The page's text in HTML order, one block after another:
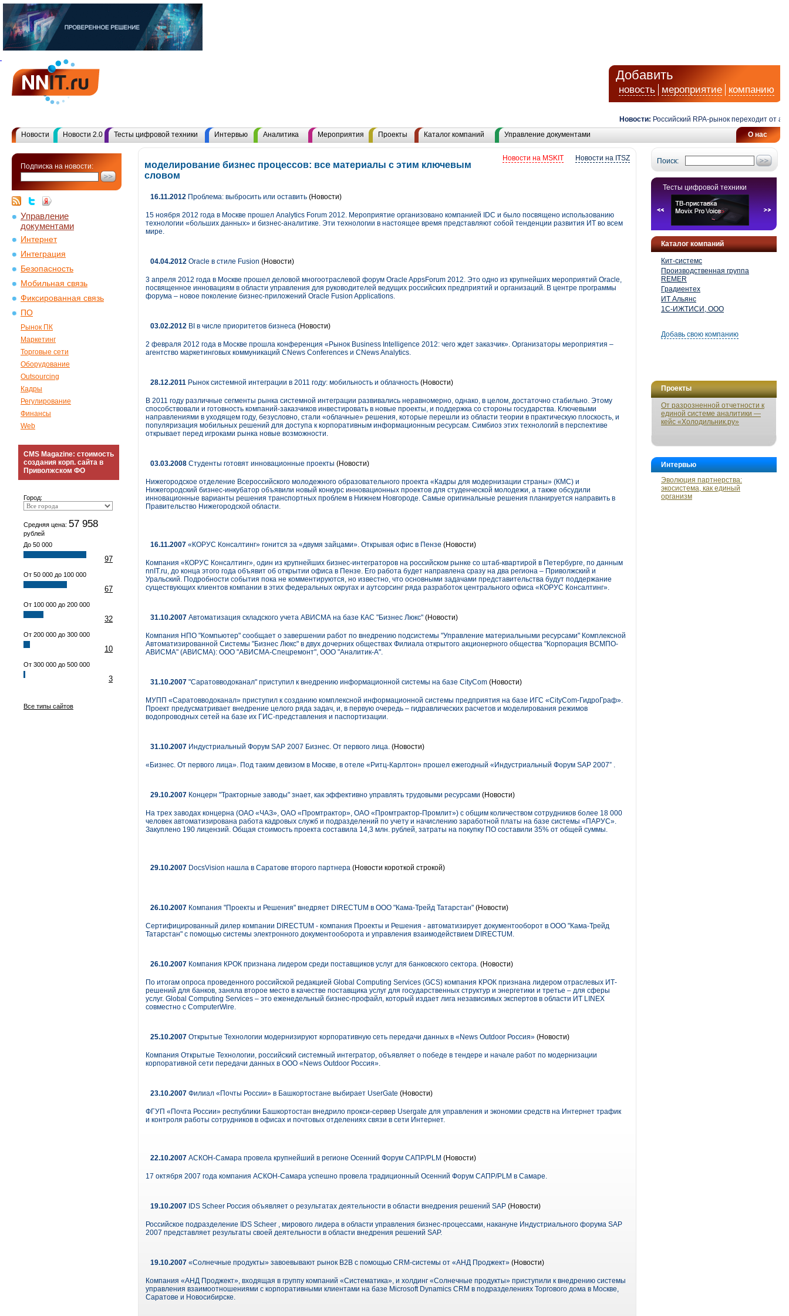
Добавить
новость мероприятие компанию
Новости: Российский RPA-рынок переходит от
О нас
Новости Новости 2.0 Тесты цифровой техники Интервью Аналитика Мероприятия Проекты Каталог компаний Управление документами
Подписка на новости:
Управление
документами
Интернет
Интеграция
Безопасность
Мобильная связь
Фиксированная связь
ПО
Рынок ПК
Маркетинг
Торговые сети
Оборудование
Outsourcing
Кадры
Регулирование
Финансы
Web
CMS Magazine: стоимость
создания корп. сайта в
Приволжском ФО
Город:
Средняя цена: 57 958
рублей
До 50 000
97
От 50 000 до 100 000
67
От 100 000 до 200 000
32
От 200 000 до 300 000
10
От 300 000 до 500 000
3
Все типы сайтов
Поиск:
Тесты цифровой техники
Каталог компаний
Кит-системс
Производственная группа
REMER
Градиентех
ИТ Альянс
1С-ИЖТИСИ, ООО
Добавь свою компанию
Проекты
От разрозненной отчетности к
единой системе аналитики —
кейс «Холодильник.ру»
Интервью
Эволюция партнерства:
экосистема, как единый
организм
Новости на ITSZ
Новости на MSKIT
моделирование бизнес процессов: все материалы с этим ключевым
словом
16.11.2012 Проблема: выбросить или оставить (Новости)
15 ноября 2012 года в Москве прошел Analytics Forum 2012. Мероприятие организовано компанией IDC и было посвящено использованию
технологии «больших данных» и бизнес-аналитике. Эти технологии в настоящее время представляют собой тенденции развития ИТ во всем
мире.
04.04.2012 Oracle в стиле Fusion (Новости)
3 апреля 2012 года в Москве прошел деловой многоотраслевой форум Oracle AppsForum 2012. Это одно из крупнейших мероприятий Oracle,
посвященное инновациям в области управления для руководителей ведущих российских предприятий и организаций. В центре программы
форума – новое поколение бизнес-приложений Oracle Fusion Applications.
03.02.2012 BI в числе приоритетов бизнеса (Новости)
2 февраля 2012 года в Москве прошла конференция «Рынок Business Intelligence 2012: чего ждет заказчик». Организаторы мероприятия –
агентство маркетинговых коммуникаций CNews Conferences и CNews Analytics.
28.12.2011 Рынок системной интеграции в 2011 году: мобильность и облачность (Новости)
В 2011 году различные сегменты рынка системной интеграции развивались неравномерно, однако, в целом, достаточно стабильно. Этому
способствовали и готовность компаний-заказчиков инвестировать в новые проекты, и поддержка со стороны государства. Ключевыми
направлениями в уходящем году, безусловно, стали «облачные» решения, которые перешли из области теории в практическую плоскость, и
популяризация мобильных решений для доступа к корпоративным информационным ресурсам. Симбиоз этих технологий в перспективе
открывает перед игроками рынка новые возможности.
03.03.2008 Студенты готовят инновационные проекты (Новости)
Нижегородское отделение Всероссийского молодежного образовательного проекта «Кадры для модернизации страны» (КМС) и
Нижегородский бизнес-инкубатор объявили новый конкурс инновационных проектов для студенческой молодежи, а также обсудили
инновационные варианты решения транспортных проблем в Нижнем Новгороде. Самые оригинальные решения планируется направить в
Правительство Нижегородской области.
16.11.2007 «КОРУС Консалтинг» гонится за «двумя зайцами». Открывая офис в Пензе (Новости)
Компания «КОРУС Консалтинг», один из крупнейших бизнес-интеграторов на российском рынке со штаб-квартирой в Петербурге, по данным
nnIT.ru, до конца этого года объявит об открытии офиса в Пензе. Его работа будет направлена сразу на два региона – Приволжский и
Уральский. Подробности события пока не комментируются, но известно, что основными задачами представительства будут поддержание
существующих клиентов компании в этих федеральных округах и аутсорсинг ряда разработок центрального офиса «КОРУС Консалтинг».
31.10.2007 Автоматизация складского учета АВИСМА на базе КАС "Бизнес Люкс" (Новости)
Компания НПО "Компьютер" сообщает о завершении работ по внедрению подсистемы "Управление материальными ресурсами" Комплексной
Автоматизированной Системы "Бизнес Люкс" в двух дочерних обществах Филиала открытого акционерного общества "Корпорация ВСМПО-
АВИСМА" (АВИСМА): ООО "АВИСМА-Спецремонт", ООО "Аналитик-А".
31.10.2007 "Саратовводоканал" приступил к внедрению информационной системы на базе CityCom (Новости)
МУПП «Саратовводоканал» приступил к созданию комплексной информационной системы предприятия на базе ИГС «CityCom-ГидроГраф».
Проект предусматривает внедрение целого ряда задач, и, в первую очередь – гидравлических расчетов и моделирования режимов
водопроводных сетей на базе их ГИС-представления и паспортизации.
31.10.2007 Индустриальный Форум SAP 2007 Бизнес. От первого лица. (Новости)
«Бизнес. От первого лица». Под таким девизом в Москве, в отеле «Ритц-Карлтон» прошел ежегодный «Индустриальный Форум SAP 2007” .
29.10.2007 Концерн "Тракторные заводы" знает, как эффективно управлять трудовыми ресурсами (Новости)
На трех заводах концерна (ОАО «ЧАЗ», ОАО «Промтрактор», ОАО «Промтрактор-Промлит») с общим количеством сотрудников более 18 000
человек автоматизирована работа кадровых служб и подразделений по учету и начислению заработной платы на базе системы «ПАРУС».
Закуплено 190 лицензий. Общая стоимость проекта составила 14,3 млн. рублей, затраты на покупку ПО составили 35% от общей суммы.
29.10.2007 DocsVision нашла в Саратове второго партнера (Новости короткой строкой)
26.10.2007 Компания "Проекты и Решения" внедряет DIRECTUM в ООО "Кама-Трейд Татарстан" (Новости)
Сертифицированный дилер компании DIRECTUM - компания Проекты и Решения - автоматизирует документооборот в ООО "Кама-Трейд
Татарстан" с помощью системы электронного документооборота и управления взаимодействием DIRECTUM.
26.10.2007 Компания КРОК признана лидером среди поставщиков услуг для банковского сектора. (Новости)
По итогам опроса проведенного российской редакцией Global Computing Services (GCS) компания КРОК признана лидером отраслевых ИТ-
решений для банков, заняла второе место в качестве поставщика услуг для государственных структур и энергетики и третье – для сферы
услуг. Global Computing Services – это еженедельный бизнес-профайл, который издает лига независимых экспертов в области ИТ LINEX
совместно с ComputerWire.
25.10.2007 Открытые Технологии модернизируют корпоративную сеть передачи данных в «News Outdoor Россия» (Новости)
Компания Открытые Технологии, российский системный интегратор, объявляет о победе в тендере и начале работ по модернизации
корпоративной сети передачи данных в ООО «News Outdoor Россия».
23.10.2007 Филиал «Почты России» в Башкортостане выбирает UserGate (Новости)
ФГУП «Почта России» республики Башкортостан внедрило прокси-сервер Usergate для управления и экономии средств на Интернет трафик
и контроля работы сотрудников в офисах и почтовых отделениях связи в сети Интернет.
22.10.2007 АСКОН-Самара провела крупнейший в регионе Осенний Форум САПР/PLM (Новости)
17 октября 2007 года компания АСКОН-Самара успешно провела традиционный Осенний Форум САПР/PLM в Самаре.
19.10.2007 IDS Scheer Россия объявляет о результатах деятельности в области внедрения решений SAP (Новости)
Российское подразделение IDS Scheer , мирового лидера в области управления бизнес-процессами, накануне Индустриального форума SAP
2007 представляет результаты своей деятельности в области внедрения решений SAP.
19.10.2007 «Солнечные продукты» завоевывают рынок B2B с помощью CRM-системы от «АНД Проджект» (Новости)
Компания «АНД Проджект», входящая в группу компаний «Систематика», и холдинг «Солнечные продукты» приступили к внедрению системы
управления взаимоотношениями с корпоративными клиентами на базе Microsoft Dynamics CRM в подразделениях Торгового дома в Москве,
Саратове и Новосибирске.